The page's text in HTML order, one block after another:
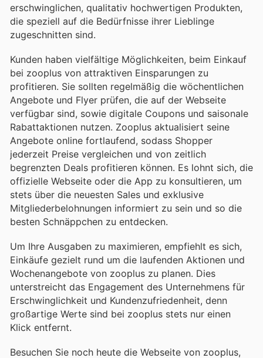
erschwinglichen, qualitativ hochwertigen Produkten,
die speziell auf die Bedürfnisse ihrer Lieblinge
zugeschnitten sind.
Kunden haben vielfältige Möglichkeiten, beim Einkauf
bei zooplus von attraktiven Einsparungen zu
profitieren. Sie sollten regelmäßig die wöchentlichen
Angebote und Flyer prüfen, die auf der Webseite
verfügbar sind, sowie digitale Coupons und saisonale
Rabattaktionen nutzen. Zooplus aktualisiert seine
Angebote online fortlaufend, sodass Shopper
jederzeit Preise vergleichen und von zeitlich
begrenzten Deals profitieren können. Es lohnt sich, die
offizielle Webseite oder die App zu konsultieren, um
stets über die neuesten Sales und exklusive
Mitgliederbelohnungen informiert zu sein und so die
besten Schnäppchen zu entdecken.
Um Ihre Ausgaben zu maximieren, empfiehlt es sich,
Einkäufe gezielt rund um die laufenden Aktionen und
Wochenangebote von zooplus zu planen. Dies
unterstreicht das Engagement des Unternehmens für
Erschwinglichkeit und Kundenzufriedenheit, denn
großartige Werte sind bei zooplus stets nur einen
Klick entfernt.
Besuchen Sie noch heute die Webseite von zooplus,